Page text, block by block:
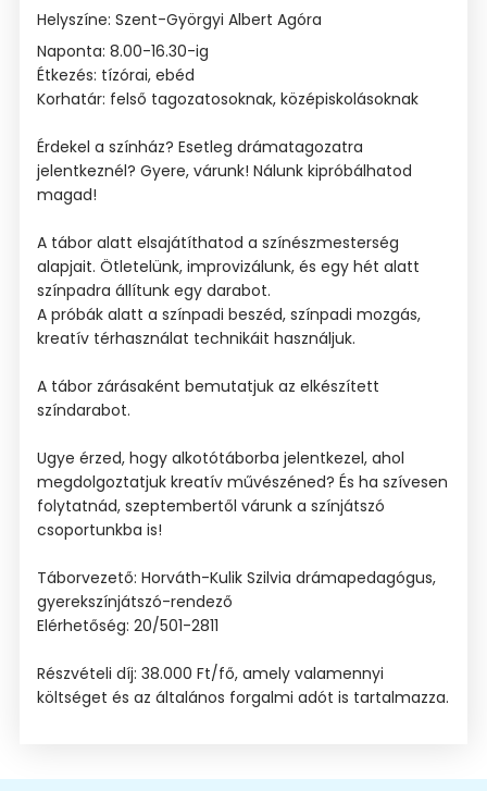
Helyszíne: Szent-Györgyi Albert Agóra
Naponta: 8.00-16.30-ig
Étkezés: tízórai, ebéd
Korhatár: felső tagozatosoknak, középiskolásoknak
Érdekel a színház? Esetleg drámatagozatra
jelentkeznél? Gyere, várunk! Nálunk kipróbálhatod
magad!
A tábor alatt elsajátíthatod a színészmesterség
alapjait. Ötletelünk, improvizálunk, és egy hét alatt
színpadra állítunk egy darabot.
A próbák alatt a színpadi beszéd, színpadi mozgás,
kreatív térhasználat technikáit használjuk.
A tábor zárásaként bemutatjuk az elkészített
színdarabot.
Ugye érzed, hogy alkotótáborba jelentkezel, ahol
megdolgoztatjuk kreatív művészéned? És ha szívesen
folytatnád, szeptembertől várunk a színjátszó
csoportunkba is!
Táborvezető: Horváth-Kulik Szilvia drámapedagógus,
gyerekszínjátszó-rendező
Elérhetőség: 20/501-2811
Részvételi díj: 38.000 Ft/fő, amely valamennyi
költséget és az általános forgalmi adót is tartalmazza.